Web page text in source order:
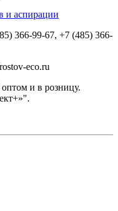
и аспирации
366-99-67, +7 (485) 366-
eco.ru
и в розницу.